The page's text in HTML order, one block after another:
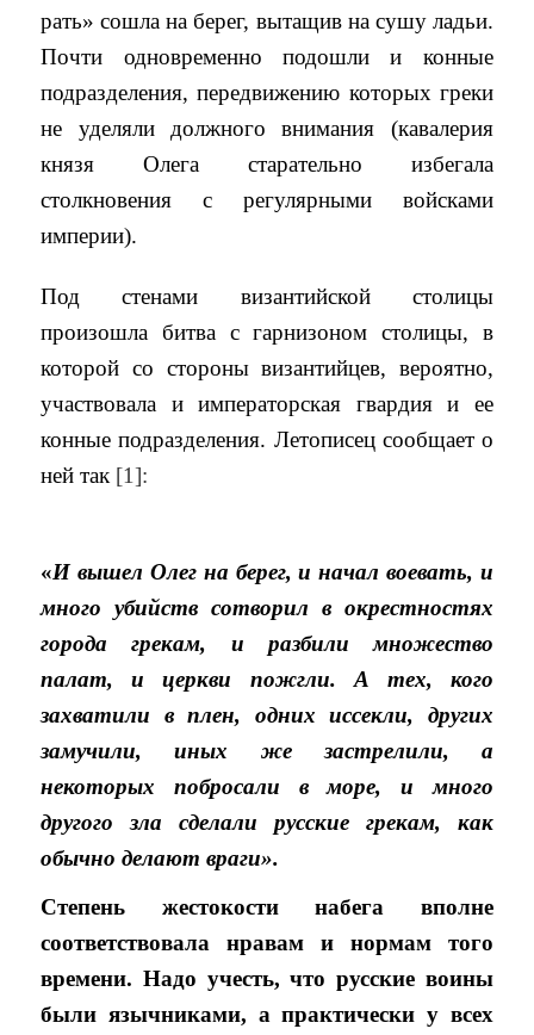
рать» сошла на берег, вытащив на сушу ладьи.
Почти одновременно подошли и конные
подразделения, передвижению которых греки
не уделяли должного внимания (кавалерия
князя Олега старательно избегала
столкновения с регулярными войсками
империи).
Под стенами византийской столицы
произошла битва с гарнизоном столицы, в
которой со стороны византийцев, вероятно,
участвовала и императорская гвардия и ее
конные подразделения. Летописец сообщает о
ней так [1]:
«И вышел Олег на берег, и начал воевать, и
много убийств сотворил в окрестностях
города грекам, и разбили множество
палат, и церкви пожгли. А тех, кого
захватили в плен, одних иссекли, других
замучили, иных же застрелили, а
некоторых побросали в море, и много
другого зла сделали русские грекам, как
обычно делают враги».
Степень жестокости набега вполне
соответствовала нравам и нормам того
времени. Надо учесть, что русские воины
были язычниками, а практически у всех